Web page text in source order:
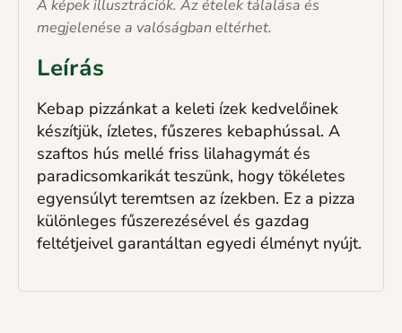
A képek illusztrációk. Az ételek tálalása és
megjelenése a valóságban eltérhet.
Leírás
Kebap pizzánkat a keleti ízek kedvelőinek
készítjük, ízletes, fűszeres kebaphússal. A
szaftos hús mellé friss lilahagymát és
paradicsomkarikát teszünk, hogy tökéletes
egyensúlyt teremtsen az ízekben. Ez a pizza
különleges fűszerezésével és gazdag
feltétjeivel garantáltan egyedi élményt nyújt.